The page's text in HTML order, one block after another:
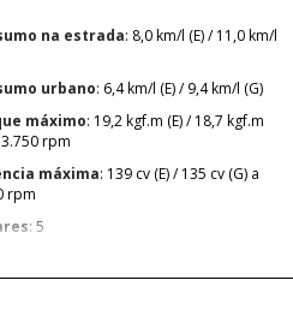
na estrada: 8,0 km/l (E) / 11,0 km/l
urbano : 6,4 km/l (E) / 9,4 km/l (G)
máximo: 19,2 kgf.m (E) / 18,7 kgf.m
3.750 rpm
máxima: 139 cv (E) / 135 cv (G) a
rpm
: 5